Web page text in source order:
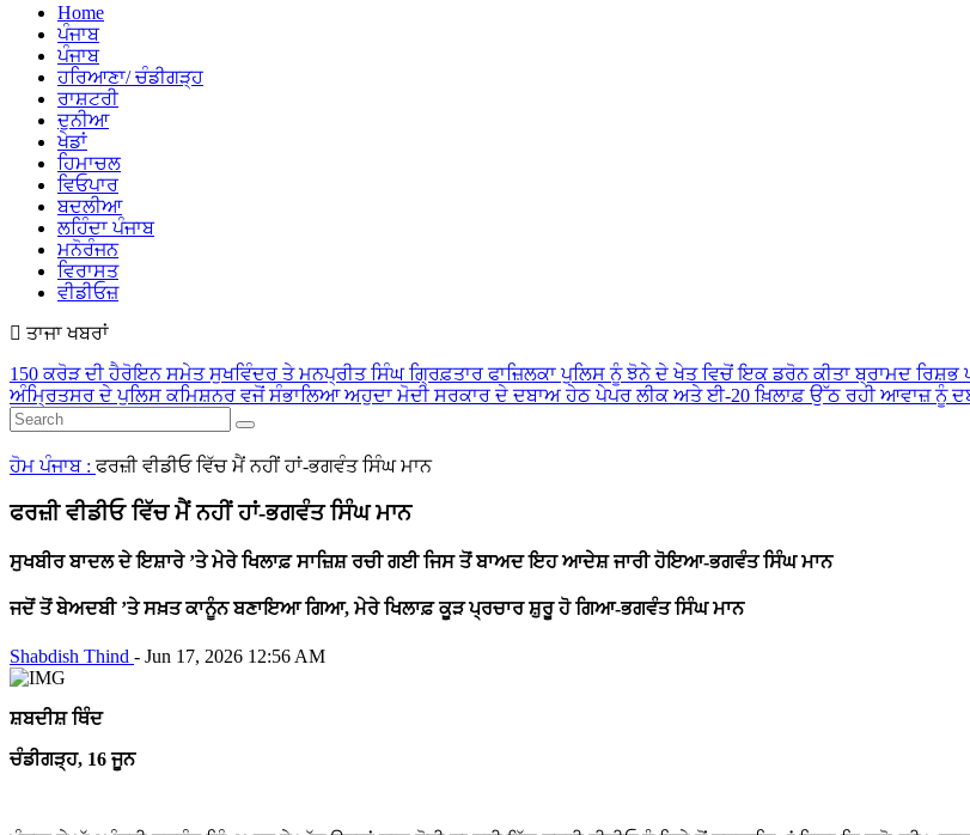
Home
ਪੰਜਾਬ
ਪੰਜਾਬ
ਹਰਿਆਣਾ/ ਚੰਡੀਗੜ੍ਹ
ਰਾਸ਼ਟਰੀ
ਦੁਨੀਆ
ਖੇਡਾਂ
ਹਿਮਾਚਲ
ਵਿਓਪਾਰ
ਬਦਲੀਆ
ਲਹਿੰਦਾ ਪੰਜਾਬ
ਮਨੋਰੰਜਨ
ਵਿਰਾਸਤ
ਵੀਡੀਓਜ਼
ਤਾਜਾ ਖਬਰਾਂ
150 ਕਰੋੜ ਦੀ ਹੈਰੋਇਨ ਸਮੇਤ ਸੁਖਵਿੰਦਰ ਤੇ ਮਨਪ੍ਰੀਤ ਸਿੰਘ ਗ੍ਰਿਫ਼ਤਾਰਫਾਜ਼ਿਲਕਾ ਪੁਲਿਸ ਨੂੰ ਝੋਨੇ ਦੇ ਖੇਤ ਵਿਚੋਂ ਇਕ ਡਰੋਨ ਕੀਤਾ ਬ੍ਰਾਮਦ ਰਿਸ਼ਭ
ਅੰਮ੍ਰਿਤਸਰ ਦੇ ਪੁਲਿਸ ਕਮਿਸ਼ਨਰ ਵਜੋਂ ਸੰਭਾਲਿਆ ਅਹੁਦਾ ਮੋਦੀ ਸਰਕਾਰ ਦੇ ਦਬਾਅ ਹੇਠ ਪੇਪਰ ਲੀਕ ਅਤੇ ਈ-20 ਖ਼ਿਲਾਫ਼ ਉੱਠ ਰਹੀ ਆਵਾਜ਼ ਨੂੰ
ਹੋਮਪੰਜਾਬ :ਫਰਜ਼ੀ ਵੀਡੀਓ ਵਿੱਚ ਮੈਂ ਨਹੀਂ ਹਾਂ-ਭਗਵੰਤ ਸਿੰਘ ਮਾਨ
ਫਰਜ਼ੀ ਵੀਡੀਓ ਵਿੱਚ ਮੈਂ ਨਹੀਂ ਹਾਂ-ਭਗਵੰਤ ਸਿੰਘ ਮਾਨ
ਸੁਖਬੀਰ ਬਾਦਲ ਦੇ ਇਸ਼ਾਰੇ ’ਤੇ ਮੇਰੇ ਖਿਲਾਫ਼ ਸਾਜ਼ਿਸ਼ ਰਚੀ ਗਈ ਜਿਸ ਤੋਂ ਬਾਅਦ ਇਹ ਆਦੇਸ਼ ਜਾਰੀ ਹੋਇਆ-ਭਗਵੰਤ ਸਿੰਘ ਮਾਨ
ਜਦੋਂ ਤੋਂ ਬੇਅਦਬੀ ’ਤੇ ਸਖ਼ਤ ਕਾਨੂੰਨ ਬਣਾਇਆ ਗਿਆ, ਮੇਰੇ ਖਿਲਾਫ਼ ਕੂੜ ਪ੍ਰਚਾਰ ਸ਼ੁਰੂ ਹੋ ਗਿਆ-ਭਗਵੰਤ ਸਿੰਘ ਮਾਨ
Shabdish Thind - Jun 17, 2026 12:56 AM
ਸ਼ਬਦੀਸ਼ ਥਿੰਦ
ਚੰਡੀਗੜ੍ਹ, 16 ਜੂਨ